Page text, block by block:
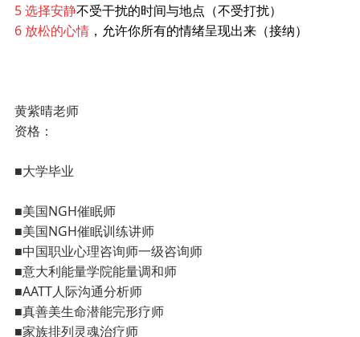
5 选择安静不受干扰的时间与地点（不受打扰）
6 放松的心情 ，允许你所有的情绪呈现出来（接纳）
黄紫晴老师
资格：
■大学毕业
■美国NGH催眠师
■美国NGH催眠训练讲师
■中国职业心理咨询师一级咨询师
■意大利能量学院能量调和师
■AATT人际沟通分析师
■真善美生命潜能完形疗师
■家族排列灵魂治疗师